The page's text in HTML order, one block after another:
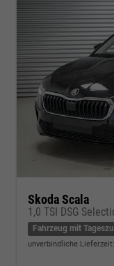
Skoda Scala
1,0 TSI DSG
Fahrzeug mit
unverbindliche Lieferzeit: